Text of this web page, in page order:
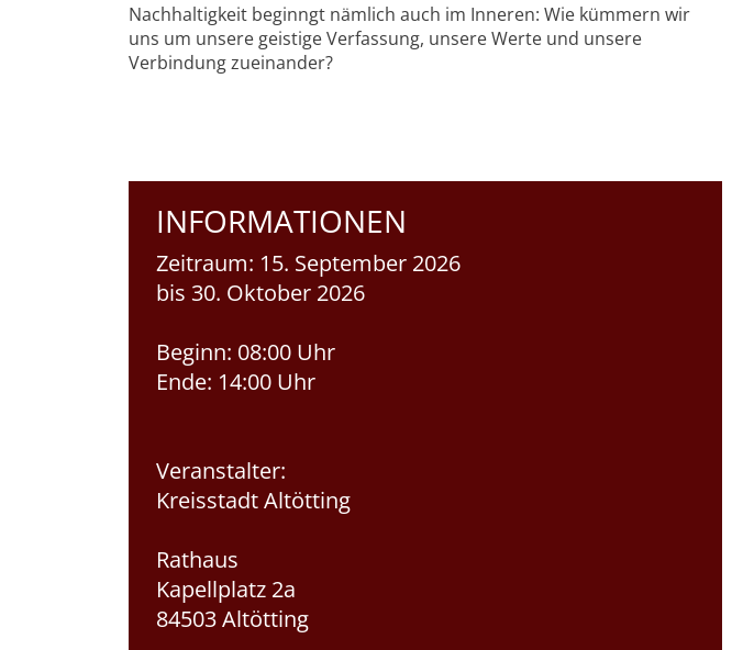
Nachhaltigkeit beginngt nämlich auch im Inneren: Wie kümmern wir
uns um unsere geistige Verfassung, unsere Werte und unsere
Verbindung zueinander?
INFORMATIONEN
Zeitraum: 15. September 2026
bis 30. Oktober 2026
Beginn: 08:00 Uhr
Ende: 14:00 Uhr
Veranstalter:
Kreisstadt Altötting
Rathaus
Kapellplatz 2a
84503 Altötting